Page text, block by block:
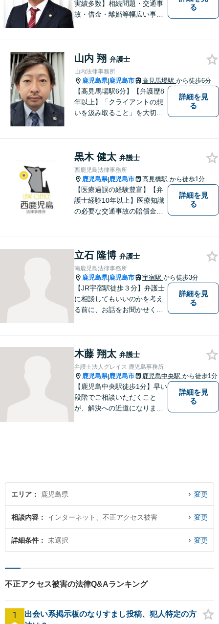
実績多数】相続問題・交通事
故・借金・離婚等幅広い事件
す。困ったらすぐにご相談く
ださい。
る
山内 翔 弁護士
山内法律事務所
鹿児島県|鹿児島市 高見馬場駅 から徒歩6分
【高見馬場駅6分】【弁護歴8
年以上】「クライアントの想
いを汲み取ること」を大切に
いく解決になるよう、精一杯
尽力いたします。【対応分野
多数！】
詳細を見
る
黒木 健太 弁護士
西鹿児島法律事務所
鹿児島県|鹿児島市 高見橋駅 から徒歩1分
【医療過誤の経験豊富】【弁
護士経験10年以上】医療知識
の必要な交通事故の賠償金請
さい。依頼者様との信頼関係
を大切に解決へ向けて尽力い
たします。【休日・夜間対応
可】
詳細を見
る
立石 隆博 弁護士
南鹿児島法律事務所
鹿児島県|鹿児島市 宇宿駅 から徒歩3分
【JR宇宿駅徒歩３分】弁護士
に相談してもいいのかを考え
る前に、お話をお聞かせくだ
をご提案いたします。
詳細を見
る
木藤 翔太 弁護士
弁護士法人グレイス 鹿児島事務所
鹿児島県|鹿児島市 鹿児島中央駅 から徒歩1分
【鹿児島中央駅徒歩1分】早い
段階でご相談いただくこと
が、解決への近道になりま
可】
詳細を見
る
エリア 鹿児島県 変更
相談内容 インターネット、不正アクセス被害 変更
詳細条件 未選択 変更
不正アクセス被害の法律Q&Aランキング
1
出会い系掲示板のなりすまし投稿、犯人特定の方